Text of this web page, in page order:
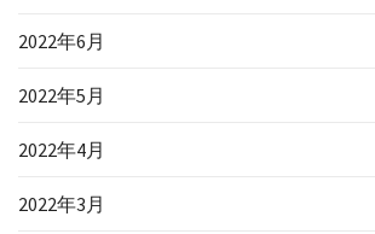
2022年6月
2022年5月
2022年4月
2022年3月